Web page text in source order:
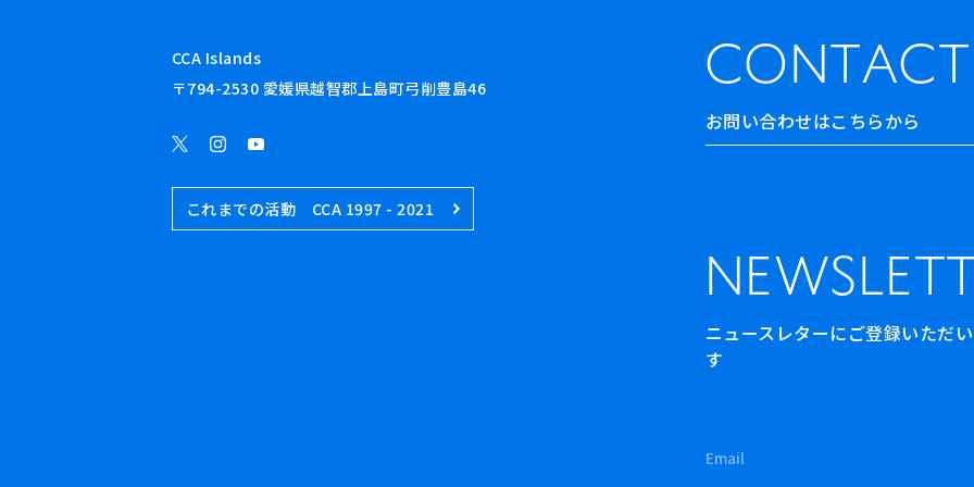
CONTACT
お問い合わせはこちらから
ニュースレターにご登録いただ
す
CCA Islands
〒794-2530 愛媛県越智郡上島町弓削豊島46
これまでの活動 CCA 1997 - 2021